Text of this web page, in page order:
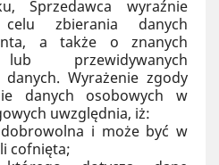
Sprzedawca wyraźnie
zbierania danych
a także o znanych
przewidywanych
Wyrażenie zgody
danych osobowych w
uwzględnia, iż:
i może być w
cofnięta;